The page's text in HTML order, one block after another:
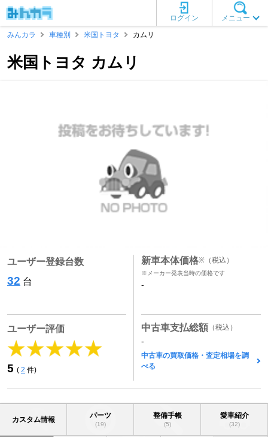
メニュー
ログイン
みんカラ
車種別 米国トヨタ カムリ
米国トヨタ カムリ
ユーザー登録台数
32 台
ユーザー評価
5 ( 2 件)
新車本体価格※ （税込）
※メーカー発表当時の価格です
-
中古車支払総額 （税込）
-
中古車の買取価格・査定相場を調
べる
カスタム情報 パーツ
(19)
整備手帳
(5)
愛車紹介
(32)